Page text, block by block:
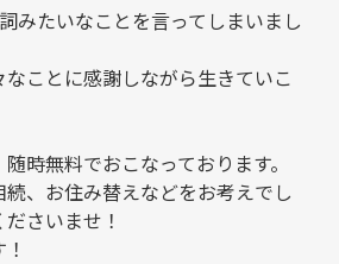
みたいなことを言ってしまいまし
ことに感謝しながら生きていこ
時無料でおこなっております。
、お住み替えなどをお考えでし
さいませ！